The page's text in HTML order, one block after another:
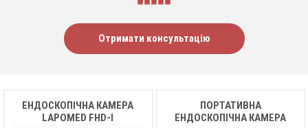
Отримати консультацію
ЕНДОСКОПІЧНА КАМЕРА
LAPOMED FHD-I
ПОРТАТИВНА
ЕНДОСКОПІЧНА КАМЕРА